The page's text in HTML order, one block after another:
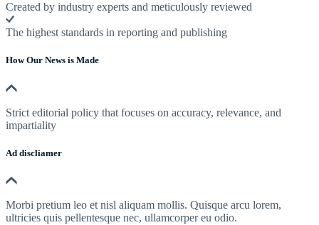
Created by industry experts and meticulously reviewed
The highest standards in reporting and publishing
How Our News is Made
Strict editorial policy that focuses on accuracy, relevance, and
impartiality
Ad discliamer
Morbi pretium leo et nisl aliquam mollis. Quisque arcu lorem,
ultricies quis pellentesque nec, ullamcorper eu odio.